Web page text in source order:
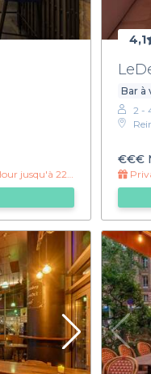
jusqu'à 22h !
4,1
Bar à
2 -
€€€